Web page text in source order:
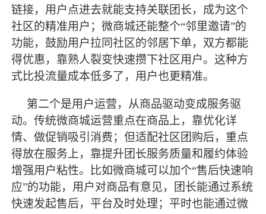
链接，用户点进去就能支持关联团长，成为这个
社区的精准用户；微商城还能整个“邻里邀请”的
功能，鼓励用户拉同社区的邻居下单，双方都能
得优惠，靠熟人裂变快速攒下社区用户。这种方
式比投流量成本低多了，用户也更精准。
第二个是用户运营，从商品驱动变成服务驱
动。传统微商城运营重点在商品上，靠优化详
情、做促销吸引消费；但适配社区团购后，重点
得放在服务上，靠提升团长服务质量和履约体验
增强用户粘性。比如微商城可以加个“售后快速响
应”的功能，用户对商品有意见，团长能通过系统
快速发起售后，平台及时处理；平时也能通过微